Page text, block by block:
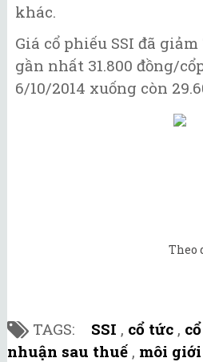
khác.
Giá cổ phiếu SSI đã
gần nhất 31.800 đồng/
6/10/2014 xuống còn
Theo
TAGS: SSI , cổ tức ,
nhuận sau thuế , môi giới